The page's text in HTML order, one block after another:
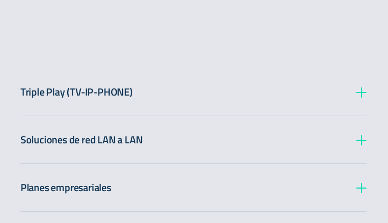
Triple Play (TV-IP-PHONE)
Soluciones de red LAN a LAN
Planes empresariales